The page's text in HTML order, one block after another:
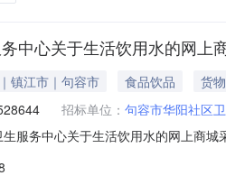
中心关于生活饮用水的网上
镇江市｜句容市 食品饮品
货物
招标单位： 句容市华阳社区
服务中心关于生活饮用水的网上商
所在行政区划名称:江苏省镇江市句